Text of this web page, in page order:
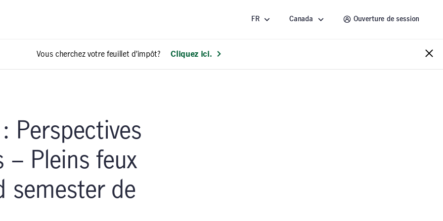
FR Canada Ouverture de session
Vous cherchez votre feuillet d’impôt? Cliquez ici.
Perspectives
– Pleins feux
semester de